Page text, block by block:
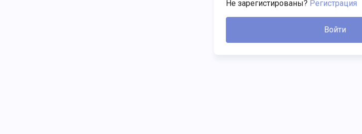
Не зарегистированы? Регистрация